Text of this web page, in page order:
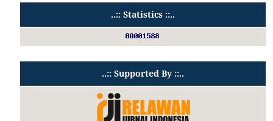
..:: Statistics ::..
..:: Supported By ::..